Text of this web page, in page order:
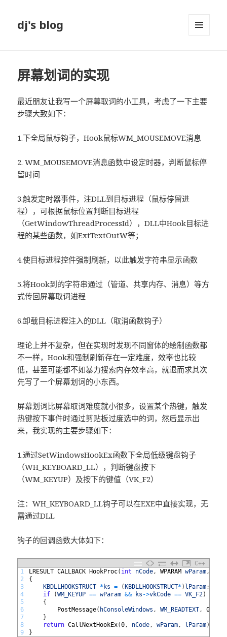
dj's blog
屏幕划词的实现
最近朋友让我写一个屏幕取词的小工具，考虑了一下主要
步骤大致如下：
1.下全局鼠标钩子，Hook鼠标WM_MOUSEMOVE消息
2. WM_MOUSEMOVE消息函数中设定时器，判断鼠标停
留时间
3.触发定时器事件，注DLL到目标进程（鼠标停留进
程），可根据鼠标位置判断目标进程
（GetWindowThreadProcessId），DLL中Hook目标进
程的某些函数，如ExtTextOutW等；
4.使目标进程控件强制刷新，以此触发字符串显示函数
5.将Hook到的字符串通过（管道、共享内存、消息）等方
式传回屏幕取词进程
6.卸载目标进程注入的DLL（取消函数钩子）
理论上并不复杂，但在实现时发现不同窗体的绘制函数都
不一样，Hook和强制刷新存在一定难度，效率也比较
低，甚至可能都不如暴力搜索内存效率高，就退而求其次
先写了一个屏幕划词的小东西。
屏幕划词比屏幕取词难度就小很多，设置某个热键，触发
热键按下事件时通过剪贴板过度选中的词，然后显示出
来，我实现的主要步骤如下：
1.通过SetWindowsHookEx函数下全局低级键盘钩子
（WH_KEYBOARD_LL），判断键盘按下
（WM_KEYUP）及按下的键值（VK_F2）
注：WH_KEYBOARD_LL钩子可以在EXE中直接实现，无
需通过DLL
钩子的回调函数大体如下：
C++
1
2
3
4
5
6
7
8
9
LRESULT CALLBACK HookProc( int nCode, WPARAM wParam,
{
KBDLLHOOKSTRUCT * ks = ( KBDLLHOOKSTRUCT* ) lParam;
if
(WM_KEYUP == wParam && ks ->vkCode == VK_F2)
{
PostMessage( hConsoleWindows , WM_READTEXT, 0
}
return CallNextHookEx(0, nCode, wParam, lParam)
}